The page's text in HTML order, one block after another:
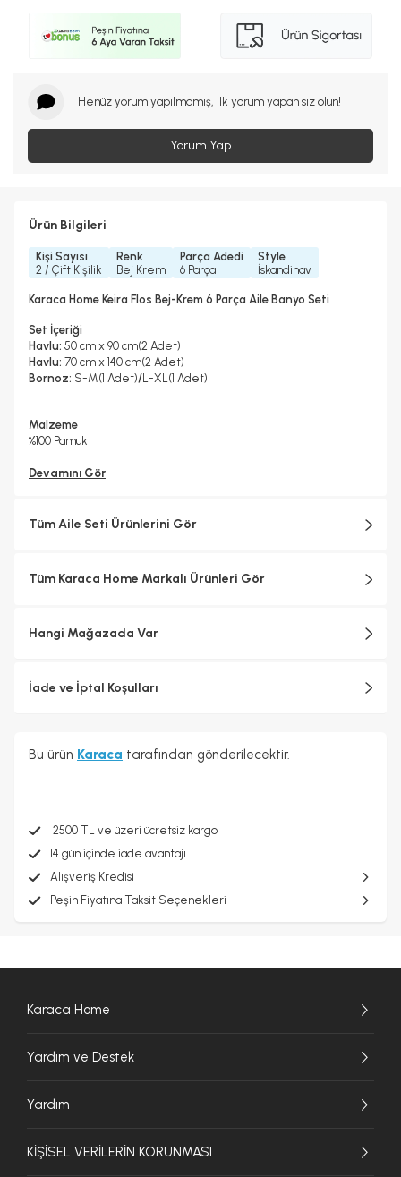
Henüz yorum yapılmamış, ilk yorum yapan siz olun!
Yorum Yap
Ürün Bilgileri
Kişi Sayısı
2 / Çift Kişilik
Renk
Bej Krem
Parça Adedi
6 Parça
Style
İskandinav
Karaca Home Keira Flos Bej-Krem 6 Parça Aile Banyo Seti
Set İçeriği
Havlu: 50 cm x 90 cm(2 Adet)
Havlu: 70 cm x 140 cm(2 Adet)
Bornoz: S-M(1 Adet)/L-XL(1 Adet)
Malzeme
%100 Pamuk
Devamını Gör
Tüm Aile Seti Ürünlerini Gör
Tüm Karaca Home Markalı Ürünleri Gör
Hangi Mağazada Var
İade ve İptal Koşulları
Bu ürün Karaca tarafından gönderilecektir.
2500 TL ve üzeri ücretsiz kargo
14 gün içinde iade avantajı
Alışveriş Kredisi
Peşin Fiyatına Taksit Seçenekleri
Karaca Home
Yardım ve Destek
Yardım
KİŞİSEL VERİLERİN KORUNMASI